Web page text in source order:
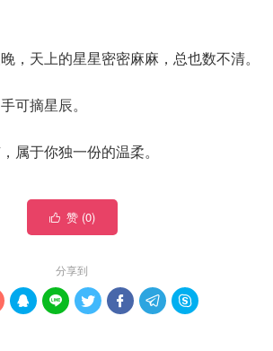
，天上的星星密密麻麻，总也数不清。
可摘星辰。
属于你独一份的温柔。
 赞 (0)
分享到
     